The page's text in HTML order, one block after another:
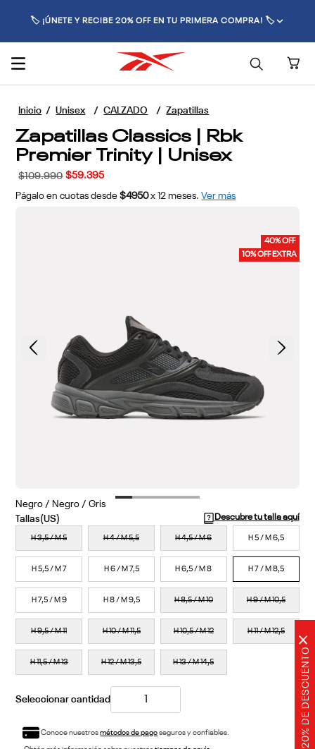
20% DE DESCUENTO
×
🚚 ENVÍO GRATIS POR COMPRAS SUPERIORES A $70.000 🚚
Unisex CALZADO Zapatillas
Zapatillas Classics | Rbk
Premier Trinity | Unisex
$109.990 $59.395
Págalo en cuotas desde $4950 x 12 meses. Ver más
40% OFF
10% OFF EXTRA
Descubre tu talla aquí
H 3,5 / M 5 H 4 / M 5,5 H 4,5 / M 6 H 5 / M 6,5
H 5,5 / M 7 H 6 / M 7,5 H 6,5 / M 8 H 7 / M 8,5
H 7,5 / M 9 H 8 / M 9,5 H 8,5 / M 10 H 9 / M 10,5
H 9,5 / M 11 H 10 / M 11,5 H 10,5 / M 12
H 11,5 / M 13 H 12 / M 13,5